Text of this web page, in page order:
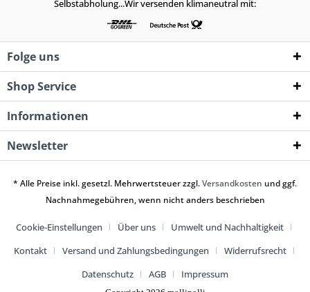
Selbstabholung...Wir versenden klimaneutral mit:
Folge uns
Shop Service
Informationen
Newsletter
* Alle Preise inkl. gesetzl. Mehrwertsteuer zzgl.Versandkosten und ggf.
Nachnahmegebühren, wenn nicht anders beschrieben
Cookie-Einstellungen Über uns
Umwelt und Nachhaltigkeit
Kontakt
Versand und Zahlungsbedingungen
Widerrufsrecht
Datenschutz
AGB Impressum